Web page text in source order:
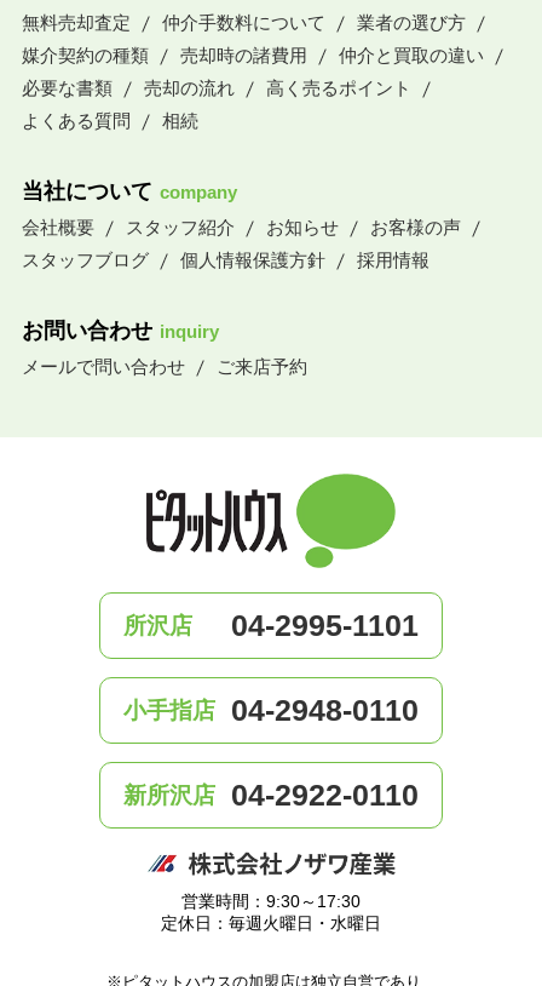
無料売却査定
仲介手数料について
業者の選び方
媒介契約の種類
売却時の諸費用
仲介と買取の違い
必要な書類
売却の流れ
高く売るポイント
よくある質問
相続
当社について company
会社概要
スタッフ紹介 お知らせ
お客様の声
スタッフブログ
個人情報保護方針 採用情報
お問い合わせ inquiry
メールで問い合わせ
ご来店予約
所沢店 04-2995-1101
小手指店 04-2948-0110
新所沢店 04-2922-0110
営業時間：9:30～17:30
定休日：毎週火曜日・水曜日
※ピタットハウスの加盟店は独立自営であり、